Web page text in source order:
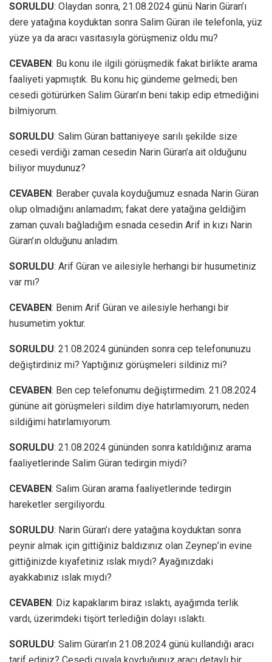
SORULDU: Olaydan sonra, 21.08.2024 günü Narin Güran’ı
dere yatağına koyduktan sonra Salim Güran ile telefonla, yüz
yüze ya da aracı vasıtasıyla görüşmeniz oldu mu?
CEVABEN: Bu konu ile ilgili görüşmedik fakat birlikte arama
faaliyeti yapmıştık. Bu konu hiç gündeme gelmedi; ben
cesedi götürürken Salim Güran’ın beni takip edip etmediğini
bilmiyorum.
SORULDU: Salim Güran battaniyeye sarılı şekilde size
cesedi verdiği zaman cesedin Narin Güran’a ait olduğunu
biliyor muydunuz?
CEVABEN: Beraber çuvala koyduğumuz esnada Narin Güran
olup olmadığını anlamadım; fakat dere yatağına geldiğim
zaman çuvalı bağladığım esnada cesedin Arif in kızı Narin
Güran’ın olduğunu anladım.
SORULDU: Arif Güran ve ailesiyle herhangi bir husumetiniz
var mı?
CEVABEN: Benim Arif Güran ve ailesiyle herhangi bir
husumetim yoktur.
SORULDU: 21.08.2024 gününden sonra cep telefonunuzu
değiştirdiniz mi? Yaptığınız görüşmeleri sildiniz mi?
CEVABEN: Ben cep telefonumu değiştirmedim. 21.08.2024
gününe ait görüşmeleri sildim diye hatırlamıyorum, neden
sildiğimi hatırlamıyorum.
SORULDU: 21.08.2024 gününden sonra katıldığınız arama
faaliyetlerinde Salim Güran tedirgin miydi?
CEVABEN: Salim Güran arama faaliyetlerinde tedirgin
hareketler sergiliyordu.
SORULDU: Narin Güran’ı dere yatağına koyduktan sonra
peynir almak için gittiğiniz baldızınız olan Zeynep’in evine
gittiğinizde kıyafetiniz ıslak mıydı? Ayağınızdaki
ayakkabınız ıslak mıydı?
CEVABEN: Diz kapaklarım biraz ıslaktı, ayağımda terlik
vardı, üzerimdeki tişört terlediğin dolayı ıslaktı.
SORULDU: Salim Güran’ın 21.08.2024 günü kullandığı aracı